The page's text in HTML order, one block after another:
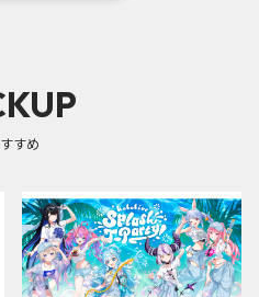
すめ